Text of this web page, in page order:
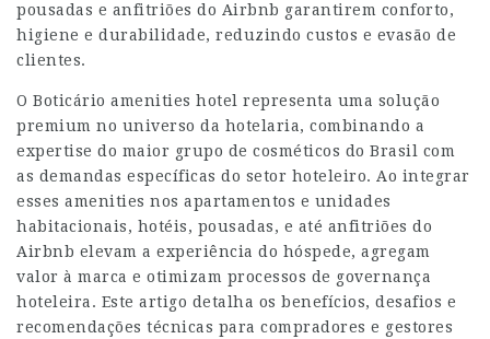
pousadas e anfitriões do Airbnb garantirem conforto,
higiene e durabilidade, reduzindo custos e evasão de
clientes.
O Boticário amenities hotel representa uma solução
premium no universo da hotelaria, combinando a
expertise do maior grupo de cosméticos do Brasil com
as demandas específicas do setor hoteleiro. Ao integrar
esses amenities nos apartamentos e unidades
habitacionais, hotéis, pousadas, e até anfitriões do
Airbnb elevam a experiência do hóspede, agregam
valor à marca e otimizam processos de governança
hoteleira. Este artigo detalha os benefícios, desafios e
recomendações técnicas para compradores e gestores